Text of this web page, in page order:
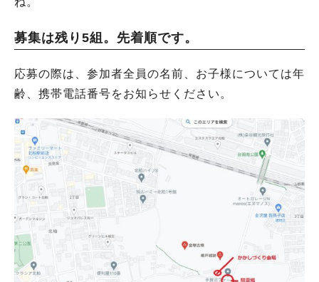
募集は残り5組。先着順です。
応募の際は、参加者全員の名前、お子様については年
齢、携帯電話番号をお知らせください。